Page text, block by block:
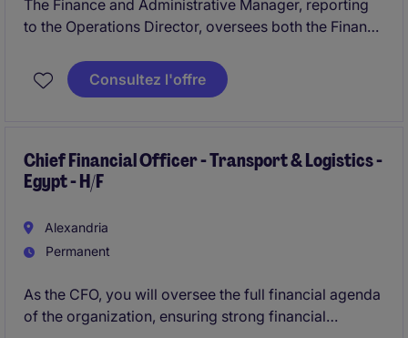
The Finance and Administrative Manager, reporting
to the Operations Director, oversees both the Finance
for financial accounting, accounts payable and
receivable, cash flow, budgeting, payroll, and audit
procurement, asset management, document control,
and travel coordination.
Consultez l'offre
Chief Financial Officer - Transport & Logistics -
Egypt - H/F
Alexandria
Permanent
As the CFO, you will oversee the full financial agenda
of the organization, ensuring strong financial